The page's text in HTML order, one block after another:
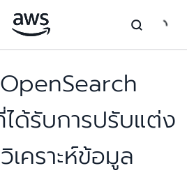
ด้รับการปรับแต่ง
เคราะห์ข้อมูล